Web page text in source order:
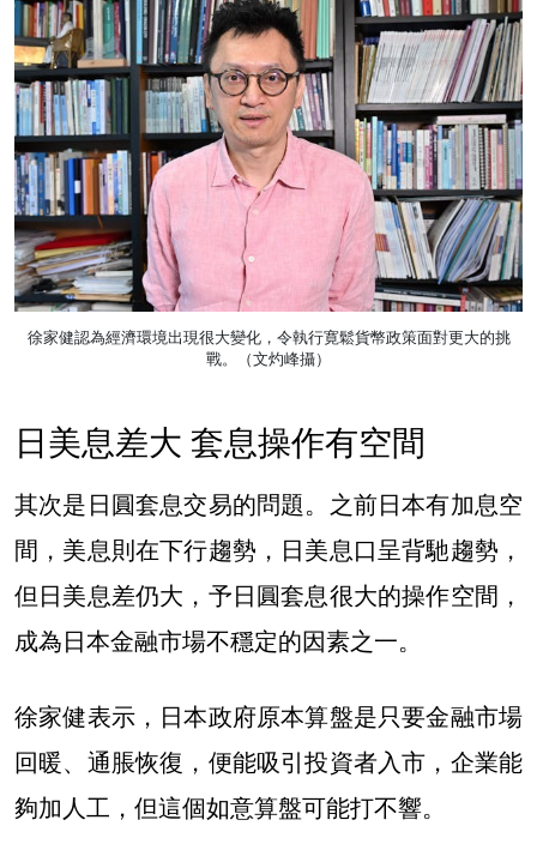
徐家健認為經濟環境出現很大變化，令執行寛鬆貨幣政策面對更大的挑
戰。（文灼峰攝）
日美息差大 套息操作有空間
其次是日圓套息交易的問題。之前日本有加息空
間，美息則在下行趨勢，日美息口呈背馳趨勢，
但日美息差仍大，予日圓套息很大的操作空間，
成為日本金融市場不穩定的因素之一。
徐家健表示，日本政府原本算盤是只要金融市場
回暖、通脹恢復，便能吸引投資者入市，企業能
夠加人工，但這個如意算盤可能打不響。